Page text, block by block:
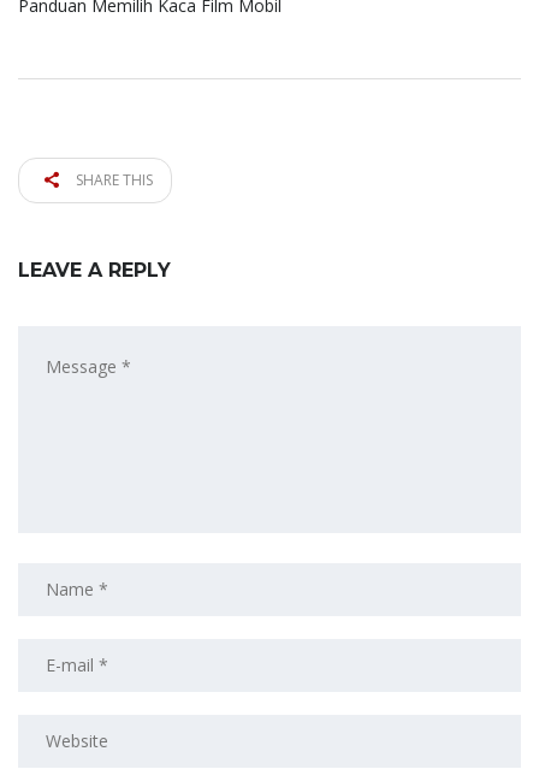
Panduan Memilih Kaca Film Mobil
SHARE THIS
LEAVE A REPLY